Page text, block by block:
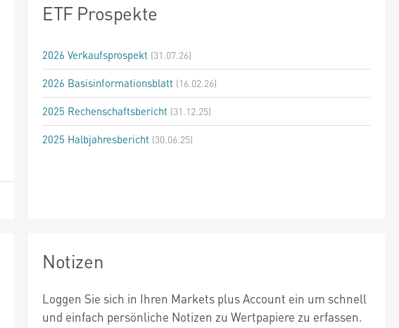
ETF Prospekte
2026 Verkaufsprospekt (31.07.26)
2026 Basisinformationsblatt (16.02.26)
2025 Rechenschaftsbericht (31.12.25)
2025 Halbjahresbericht (30.06.25)
Notizen
Loggen Sie sich in Ihren Markets plus Account ein um schnell
und einfach persönliche Notizen zu Wertpapiere zu erfassen.